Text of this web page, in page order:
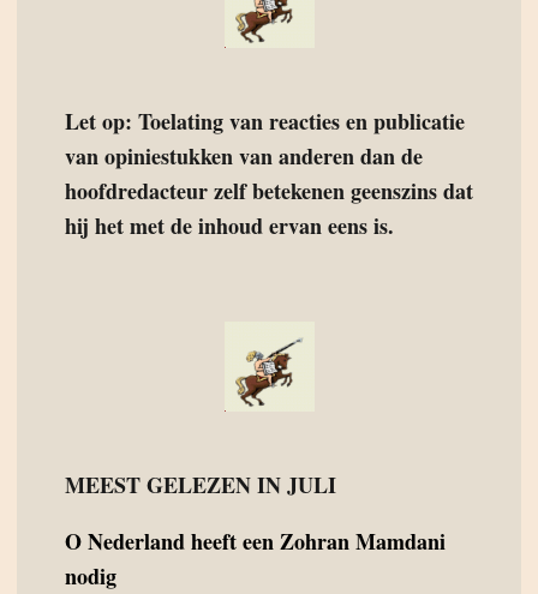
Let op: Toelating van reacties en publicatie
van opiniestukken van anderen dan de
hoofdredacteur zelf betekenen geenszins dat
hij het met de inhoud ervan eens is.
MEEST GELEZEN IN JULI
ONederland heeft een Zohran Mamdani
nodig